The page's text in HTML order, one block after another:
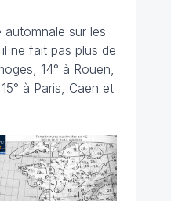
automnale sur les
ne fait pas plus de
14° à Rouen,
à Paris, Caen et